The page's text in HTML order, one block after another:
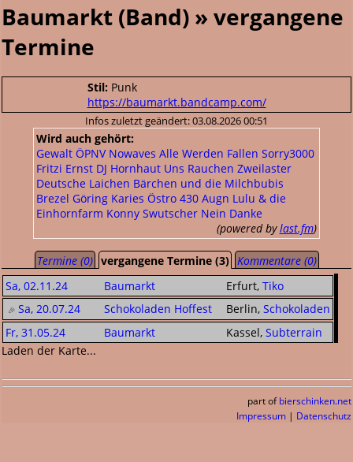
Baumarkt (Band) » vergangene
Termine
Stil: Punk
https://baumarkt.bandcamp.com/
Infos zuletzt geändert: 03.08.2026 00:51
Wird auch gehört:
Gewalt ÖPNV Nowaves Alle Werden Fallen Sorry3000
Fritzi Ernst DJ Hornhaut Uns Rauchen Zweilaster
Deutsche Laichen Bärchen und die Milchbubis
Brezel Göring Karies Östro 430 Augn Lulu & die
Einhornfarm Konny Swutscher Nein Danke
(powered bylast.fm)
Termine (0) vergangene Termine (3)
Kommentare (0)
Sa, 02.11.24
Baumarkt Erfurt, Tiko
Sa, 20.07.24
Schokoladen Hoffest Berlin, Schokoladen
Fr, 31.05.24
Baumarkt Kassel, Subterrain
Laden der Karte...
part of bierschinken.net
Impressum | Datenschutz